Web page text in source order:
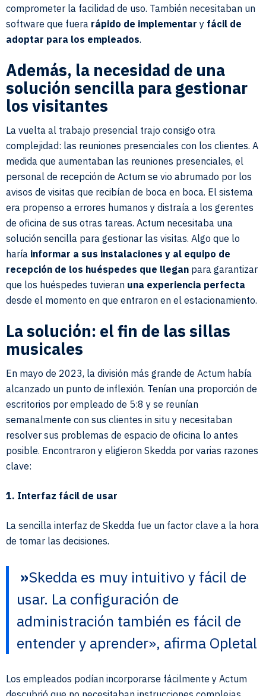
comprometer la facilidad de uso. También necesitaban un
software que fuera rápido de implementar y fácil de
adoptar para los empleados.
Además, la necesidad de una
solución sencilla para gestionar
los visitantes
La vuelta al trabajo presencial trajo consigo otra
complejidad: las reuniones presenciales con los clientes. A
medida que aumentaban las reuniones presenciales, el
personal de recepción de Actum se vio abrumado por los
avisos de visitas que recibían de boca en boca. El sistema
era propenso a errores humanos y distraía a los gerentes
de oficina de sus otras tareas. Actum necesitaba una
solución sencilla para gestionar las visitas. Algo que lo
haría informar a sus instalaciones y al equipo de
recepción de los huéspedes que llegan para garantizar
que los huéspedes tuvieran una experiencia perfecta
desde el momento en que entraron en el estacionamiento.
La solución: el fin de las sillas
musicales
En mayo de 2023, la división más grande de Actum había
alcanzado un punto de inflexión. Tenían una proporción de
escritorios por empleado de 5:8 y se reunían
semanalmente con sus clientes in situ y necesitaban
resolver sus problemas de espacio de oficina lo antes
posible. Encontraron y eligieron Skedda por varias razones
clave:
1. Interfaz fácil de usar
La sencilla interfaz de Skedda fue un factor clave a la hora
de tomar las decisiones.
»Skedda es muy intuitivo y fácil de
usar. La configuración de
administración también es fácil de
entender y aprender», afirma Opletal
Los empleados podían incorporarse fácilmente y Actum